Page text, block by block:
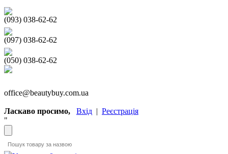
(093) 038-62-62
(097) 038-62-62
(050) 038-62-62
office@beautybuy.com.ua
Ласкаво просимо, Вхід | Реєстрація
"